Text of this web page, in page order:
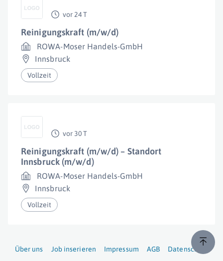
vor 24 T
Reinigungskraft (m/w/d)
ROWA-Moser Handels-GmbH
Innsbruck
Vollzeit
vor 30 T
Reinigungskraft (m/w/d) – Standort
Innsbruck (m/w/d)
ROWA-Moser Handels-GmbH
Innsbruck
Vollzeit
Über uns Job inserieren Impressum AGB Datenschutz